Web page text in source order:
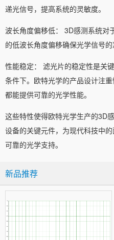
递光信号，提高系统的灵敏度。
波长角度偏移低： 3D感测系统对
的低波长角度偏移确保光学信号的
性能稳定： 滤光片的稳定性是关
条件下。欧特光学的产品设计注
都能提供可靠的光学性能。
这些特性使得欧特光学生产的3D
设备的关键元件，为现代科技中
可靠的光学支持。
新品推荐